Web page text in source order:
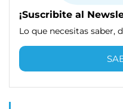
¡Suscribite al
Lo que necesitas saber,